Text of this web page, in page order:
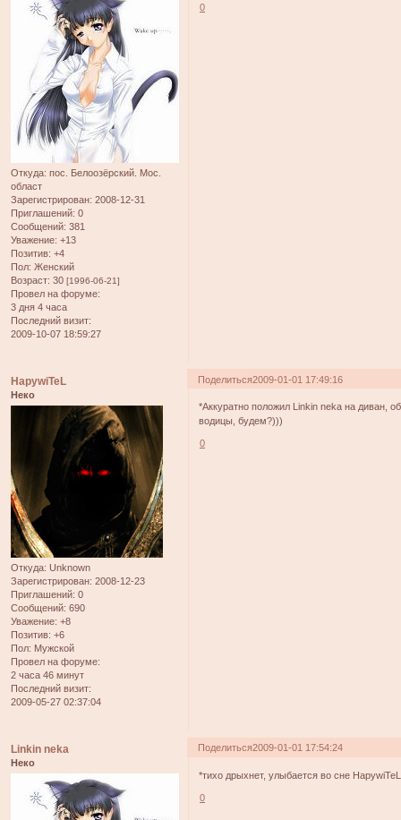
Откуда: пос. Белоозёрский. Мос.
област
Зарегистрирован: 2008-12-31
Приглашений: 0
Сообщений: 381
Уважение: +13
Позитив: +4
Пол: Женский
Возраст: 30 [1996-06-21]
Провел на форуме:
3 дня 4 часа
Последний визит:
2009-10-07 18:59:27
0
Поделиться2009-01-01 17:49:16
HapywiTeL
Неко
Откуда: Unknown
Зарегистрирован: 2008-12-23
Приглашений: 0
Сообщений: 690
Уважение: +8
Позитив: +6
Пол: Мужской
Провел на форуме:
2 часа 46 минут
Последний визит:
2009-05-27 02:37:04
*Аккуратно положил Linkin neka на диван,
водицы, будем?)))
0
Поделиться2009-01-01 17:54:24
Linkin neka
Неко
*тихо дрыхнет, улыбается во сне
0